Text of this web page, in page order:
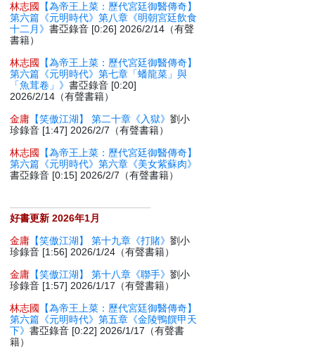
林志國
【為帝王上菜：歷代宮廷御醫傳奇】
第六篇《元明時代》第八章《明朝宮廷飲食
十二月》書亞錄音 [0:26] 2026/2/14（有聲
書籍）
林志國
【為帝王上菜：歷代宮廷御醫傳奇】
第六篇《元明時代》第七章「蟠龍菜」與
「魚茸卷」》書亞錄音 [0:20]
2026/2/14（有聲書籍）
金庸 【笑傲江湖】 第二十章《入獄》劉小
珍錄音 [1:47] 2026/2/7（有聲書籍）
林志國
【為帝王上菜：歷代宮廷御醫傳奇】
第六篇《元明時代》第六章《美女紫蘇肉》
書亞錄音 [0:15] 2026/2/7（有聲書籍）
好書更新 2026年1月
金庸 【笑傲江湖】 第十九章《打賭》劉小
珍錄音 [1:56] 2026/1/24（有聲書籍）
金庸 【笑傲江湖】 第十八章《聯手》劉小
珍錄音 [1:57] 2026/1/17（有聲書籍）
林志國
【為帝王上菜：歷代宮廷御醫傳奇】
第六篇《元明時代》第五章《金陵鴨饌甲天
下》書亞錄音 [0:22] 2026/1/17（有聲書
籍）